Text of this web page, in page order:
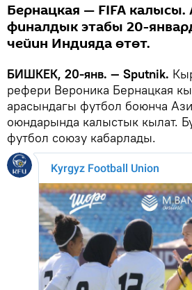
Бернацкая — FIFA калысы.
финалдык этабы 20-
чейин Индияда өтөт.
БИШКЕК, 20-янв. — Sputnik.
рефери Вероника Бернацкая
арасындагы футбол боюнча
оюндарында калыстык кылат.
футбол союзу кабарлады.